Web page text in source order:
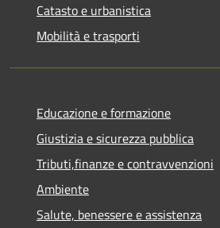
Catasto e urbanistica
Mobilità e trasporti
Educazione e formazione
Giustizia e sicurezza pubblica
Tributi,finanze e contravvenzioni
Ambiente
Salute, benessere e assistenza